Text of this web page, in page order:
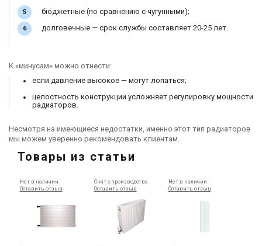
бюджетные (по сравнению с чугунными);
долговечные — срок службы составляет 20-25 лет.
К «минусам» можно отнести:
если давление высокое — могут лопаться;
целостность конструкции усложняет регулировку мощности
радиаторов.
Несмотря на имеющиеся недостатки, именно этот тип радиаторов
мы можем уверенно рекомендовать клиентам.
Товары из статьи
Нет в наличии
Оставить отзыв
Снят с производства
Оставить отзыв
Нет в наличии
Оставить отзыв